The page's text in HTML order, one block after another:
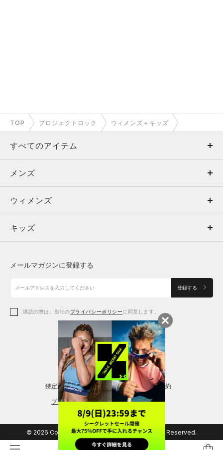
TOP プロジェクトロック ウィメンズ＋キッズ
すべてのアイテム
メンズ
ウィメンズ
キッズ
アクセサリー
メンズ
トップス
ボトムス
アクセサリー
ウィメンズ
トップス
シューズ
アクセサリー
レギンス＆タイツ
キッズ
シューズ
メールマガジンに登録する
登録する
購読の際は、当社のプライバシーポリシーに同意します。
特定商取引法に基づく通販の表記 会員規約
プライバシーポリシー
© 2026 Copyright DOME Corporation. All Rights Reserved.